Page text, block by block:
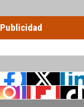
Publicidad